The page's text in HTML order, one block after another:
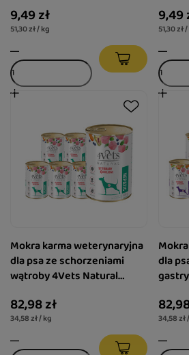
9,49 zł
51,30 zł / kg
9,49
51,30 zł
Mokra karma weterynaryjna
dla psa ze schorzeniami
wątroby 4Vets Natural
82,98 zł
34,58 zł / kg
dla
34,58 zł